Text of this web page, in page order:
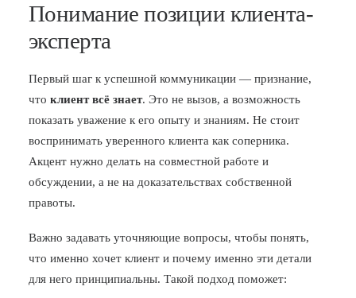
Понимание позиции клиента-
эксперта
Первый шаг к успешной коммуникации — признание,
что клиент всё знает. Это не вызов, а возможность
показать уважение к его опыту и знаниям. Не стоит
воспринимать уверенного клиента как соперника.
Акцент нужно делать на совместной работе и
обсуждении, а не на доказательствах собственной
правоты.
Важно задавать уточняющие вопросы, чтобы понять,
что именно хочет клиент и почему именно эти детали
для него принципиальны. Такой подход поможет: